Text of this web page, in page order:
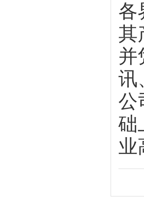
各
其
并
讯
公
础
业